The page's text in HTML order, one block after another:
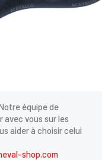
équipe de
avec vous sur les
aider à choisir celui
shop.com